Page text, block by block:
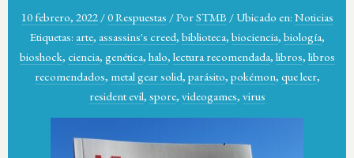
10 febrero, 2022 /0 Respuestas /PorSTMB / Ubicado en: Noticias
Etiquetas: arte, assassins's creed, biblioteca, biociencia, biología,
bioshock, ciencia, genética, halo, lectura recomendada, libros, libros
recomendados, metal gear solid, parásito, pokémon, que leer,
resident evil, spore, videogames, virus